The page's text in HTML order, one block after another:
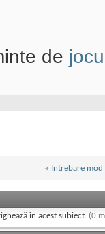
de
« Intrebare
în acest subiect. (0